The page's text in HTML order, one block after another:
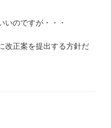
いのですが・・・
改正案を提出する方針だ